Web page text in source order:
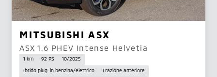
MITSUBISHI ASX
ASX 1.6 PHEV Intense Helvetia
1 km 92 PS
10/2025
Ibrido plug-in benzina/elettrico
Trazione anteriore